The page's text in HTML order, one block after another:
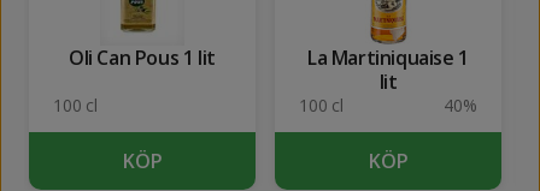
Oli Can Pous 1 lit
100 cl
KÖP
La Martiniquaise 1
lit
100 cl 40%
KÖP